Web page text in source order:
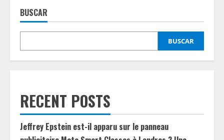
BUSCAR
BUSCAR
RECENT POSTS
Jeffrey Epstein est-il apparu sur le panneau